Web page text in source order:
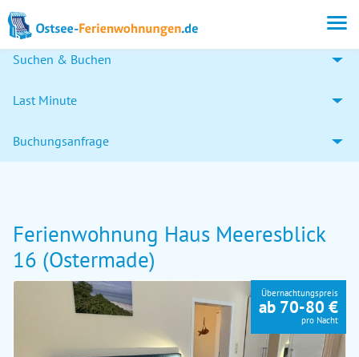
Suchen & Buchen
Last Minute
Buchungsanfrage
Ferienwohnung Haus Meeresblick
16 (Ostermade)
Übernachtungspreis
ab 70-80 €
pro Nacht